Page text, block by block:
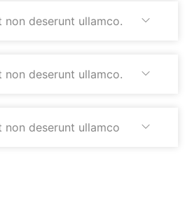
deserunt ullamco.
deserunt ullamco.
deserunt ullamco